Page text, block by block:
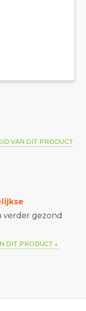
VAN DIT PRODUCT
verder gezond
DIT PRODUCT